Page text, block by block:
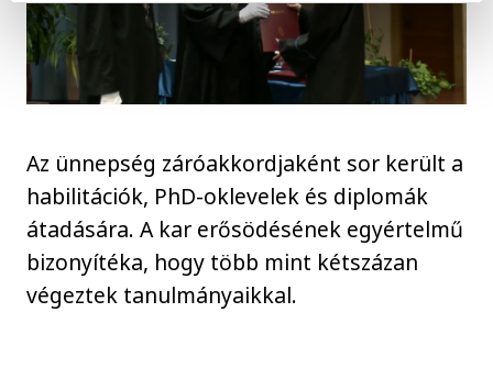
Az ünnepség záróakkordjaként sor került a
habilitációk, PhD-oklevelek és diplomák
átadására. A kar erősödésének egyértelmű
bizonyítéka, hogy több mint kétszázan
végeztek tanulmányaikkal.